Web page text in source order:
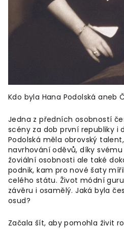
Kdo byla Hana Podolská aneb
Jedna z předních osobností
scény za dob první republiky i
Podolská měla obrovský
navrhování oděvů, díky
žoviální osobnosti ale také
podnik, kam pro nové šaty
celého státu. Život módní
závěru i osamělý. Jaká byla
osud?
Začala šít, aby pomohla živit